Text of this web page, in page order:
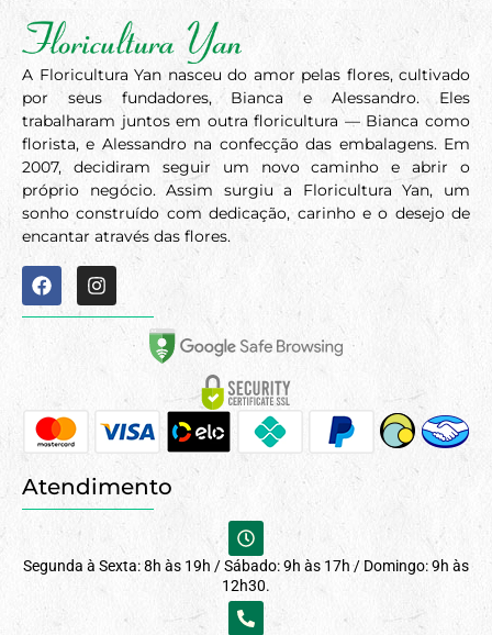
A Floricultura Yan nasceu do amor pelas flores, cultivado
por seus fundadores, Bianca e Alessandro. Eles
trabalharam juntos em outra floricultura — Bianca como
florista, e Alessandro na confecção das embalagens. Em
2007, decidiram seguir um novo caminho e abrir o
próprio negócio. Assim surgiu a Floricultura Yan, um
sonho construído com dedicação, carinho e o desejo de
encantar através das flores.
Atendimento
Segunda à Sexta: 8h às 19h / Sábado: 9h às 17h / Domingo: 9h às
12h30.